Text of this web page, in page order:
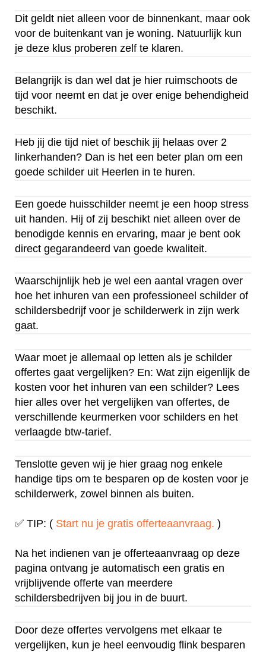
Dit geldt niet alleen voor de binnenkant, maar ook
voor de buitenkant van je woning. Natuurlijk kun
je deze klus proberen zelf te klaren.
Belangrijk is dan wel dat je hier ruimschoots de
tijd voor neemt en dat je over enige behendigheid
beschikt.
Heb jij die tijd niet of beschik jij helaas over 2
linkerhanden? Dan is het een beter plan om een
goede schilder uit Heerlen in te huren.
Een goede huisschilder neemt je een hoop stress
uit handen. Hij of zij beschikt niet alleen over de
benodigde kennis en ervaring, maar je bent ook
direct gegarandeerd van goede kwaliteit.
Waarschijnlijk heb je wel een aantal vragen over
hoe het inhuren van een professioneel schilder of
schildersbedrijf voor je schilderwerk in zijn werk
gaat.
Waar moet je allemaal op letten als je schilder
offertes gaat vergelijken? En: Wat zijn eigenlijk de
kosten voor het inhuren van een schilder? Lees
hier alles over het vergelijken van offertes, de
verschillende keurmerken voor schilders en het
verlaagde btw-tarief.
Tenslotte geven wij je hier graag nog enkele
handige tips om te besparen op de kosten voor je
schilderwerk, zowel binnen als buiten.
✅ TIP: ( Start nu je gratis offerteaanvraag. )
Na het indienen van je offerteaanvraag op deze
pagina ontvang je automatisch een gratis en
vrijblijvende offerte van meerdere
schildersbedrijven bij jou in de buurt.
Door deze offertes vervolgens met elkaar te
vergelijken, kun je heel eenvoudig flink besparen